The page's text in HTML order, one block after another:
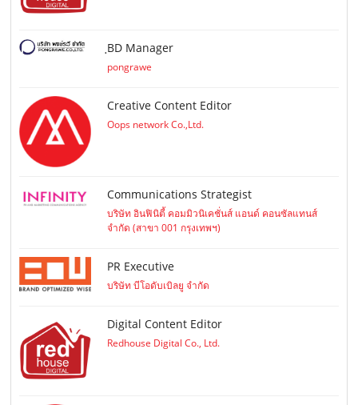
ฺBD Manager
pongrawe
Creative Content Editor
Oops network Co.,Ltd.
Communications Strategist
บริษัท อินฟินิตี้ คอมมิวนิเคชั่นส์ แอนด์ คอนซัลแทนส์
จำกัด (สาขา 001 กรุงเทพฯ)
PR Executive
บริษัท บีโอดับเบิลยู จำกัด
Digital Content Editor
Redhouse Digital Co., Ltd.